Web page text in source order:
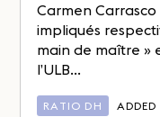
Carmen
impliqués
main de maître »
l’ULB...
RATIO DH